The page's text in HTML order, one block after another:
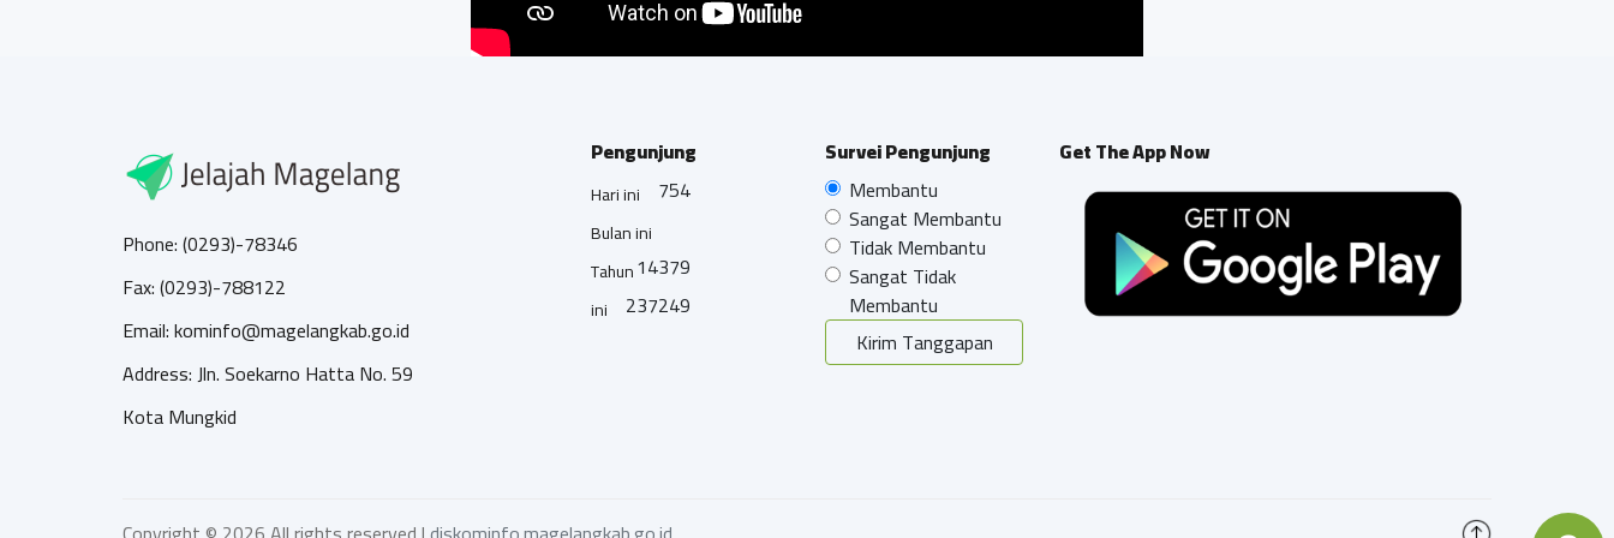
Phone: (0293)-78346
Fax: (0293)-788122
Email: kominfo@magelangkab.go.id
Address: Jln. Soekarno Hatta No. 59
Kota Mungkid
Pengunjung
Hari ini 754
Bulan ini
14379
Tahun
ini
237249
Survei Pengunjung
Membantu
Sangat Membantu
Tidak Membantu
Sangat Tidak
Membantu
Kirim Tanggapan
Get The App Now